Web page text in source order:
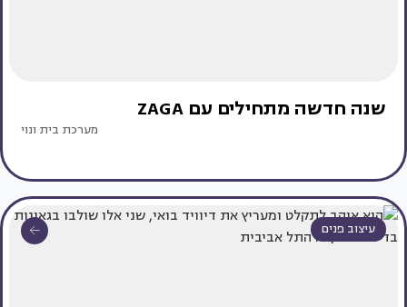
שנה חדשה מתחילים עם ZAGA
מערכת בית ונוי
עיצוב פנים